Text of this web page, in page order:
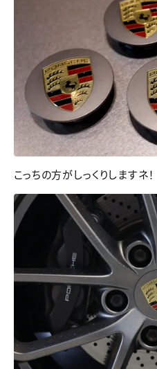
こっちの方がしっくりしますネ！